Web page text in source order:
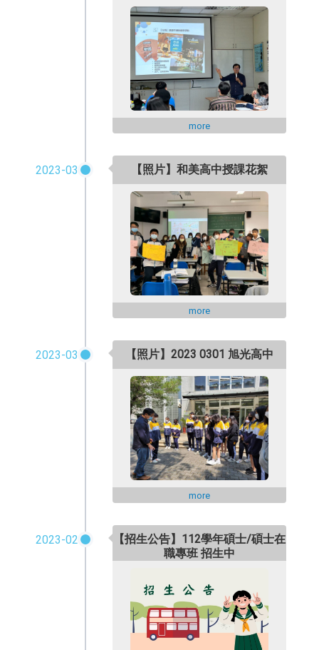
more
2023-03 【照片】和美高中授課花絮
more
2023-03 【照片】2023 0301 旭光高中
more
2023-02
【招生公告】112學年碩士/碩士在
職專班 招生中